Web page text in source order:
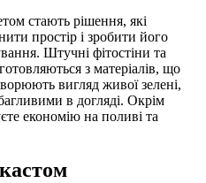
стають рішення, які
простір і зробити його
Штучні фітостіни та
з матеріалів, що
вигляд живої зелені,
в догляді. Окрім
економію на поливі та